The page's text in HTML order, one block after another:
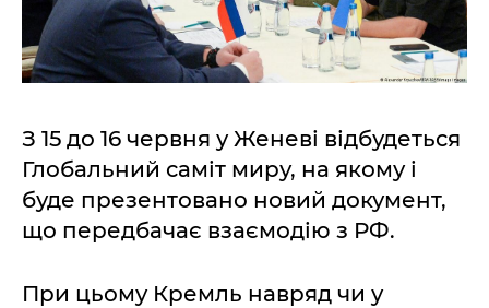
З 15 до 16 червня у Женеві відбудеться
Глобальний саміт миру, на якому і
буде презентовано новий документ,
що передбачає взаємодію з РФ.
При цьому Кремль навряд чи у